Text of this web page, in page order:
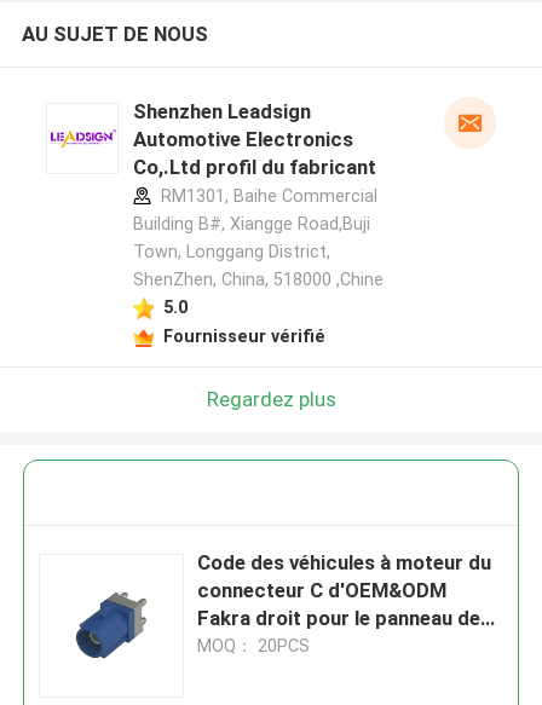
AU SUJET DE NOUS
Shenzhen Leadsign
Automotive Electronics
Co,.Ltd profil du fabricant
RM1301, Baihe Commercial
Building B#, Xiangge Road,Buji
Town, Longgang District,
ShenZhen, China, 518000 ,Chine
5.0
Fournisseur vérifié
Regardez plus
Code des véhicules à moteur du
connecteur C d'OEM&ODM
Fakra droit pour le panneau de
carte PCB
MOQ： 20PCS